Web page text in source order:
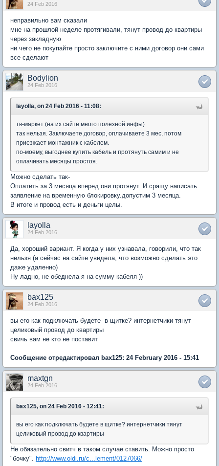
24 Feb 2016
неправильно вам сказали
мне на прошлой неделе протягивали, тянут провод до квартиры
через закладную
ни чего не покупайте просто заключите с ними договор они сами
все сделают
Bodylion
24 Feb 2016
layolla, on 24 Feb 2016 - 11:08:
тв-маркет (на их сайте много полезной инфы)
так нельзя. Заключаете договор, оплачиваете 3 мес, потом
приезжает монтажник с кабелем.
по-моему, выгоднее купить кабель и протянуть самим и не
оплачивать месяцы простоя.
Можно сделать так-
Оплатить за 3 месяца вперед.они протянут. И сращу написать
заявление на временную блокировку.допустим 3 месяца.
В итоге и провод есть и деньги целы.
layolla
24 Feb 2016
Да, хороший вариант. Я когда у них узнавала, говорили, что так
нельзя (а сейчас на сайте увидела, что возможно сделать это
даже удаленно)
Ну ладно, не обеднела я на сумму кабеля ))
bax125
24 Feb 2016
вы его как подключать будете в щитке? интернетчики тянут
целиковый провод до квартиры
свичь вам не кто не поставит
Сообщение отредактировал bax125: 24 February 2016 - 15:41
maxtgn
24 Feb 2016
bax125, on 24 Feb 2016 - 12:41:
вы его как подключать будете в щитке? интернетчики тянут
целиковый провод до квартиры
Не обязательно свитч в таком случае ставить. Можно просто
"бочку". http://www.oldi.ru/c...lement/0127066/